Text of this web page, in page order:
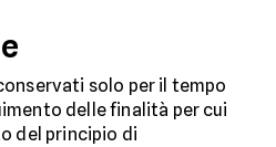
solo per il tempo
delle finalità per cui
del principio di